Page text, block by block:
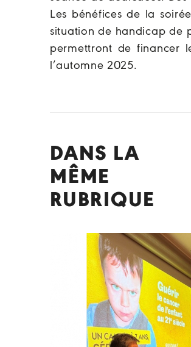
Les bénéfices de la
situation de handicap de
permettront de financer
l’automne 2025.
DANS LA
MÊME
RUBRIQUE